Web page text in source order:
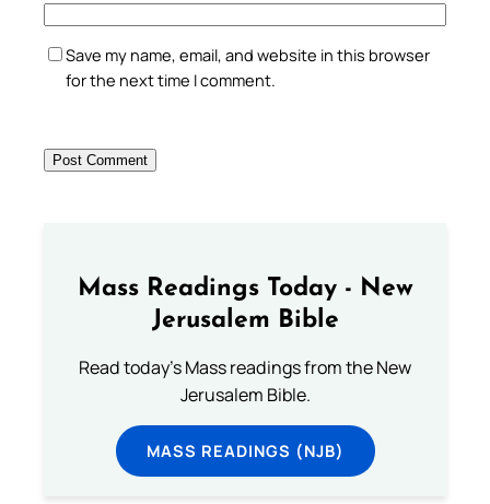
Save my name, email, and website in this browser
for the next time I comment.
Mass Readings Today - New
Jerusalem Bible
Read today's Mass readings from the New
Jerusalem Bible.
MASS READINGS (NJB)